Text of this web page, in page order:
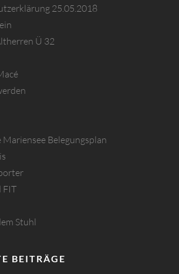
25.05.2018
Ü 32
Mariensee Belegungsplan
FIT
Stuhl
BEITRÄGE